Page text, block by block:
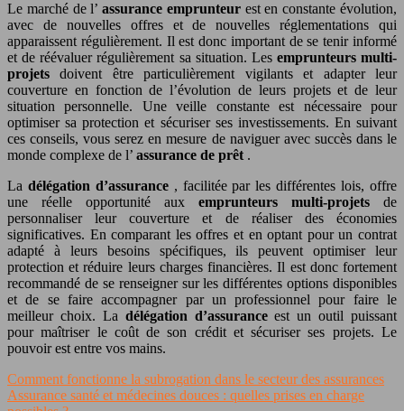
Le marché de l’assurance emprunteur est en constante évolution,
avec de nouvelles offres et de nouvelles réglementations qui
apparaissent régulièrement. Il est donc important de se tenir informé
et de réévaluer régulièrement sa situation. Les emprunteurs multi-
projetsdoivent être particulièrement vigilants et adapter leur
couverture en fonction de l’évolution de leurs projets et de leur
situation personnelle. Une veille constante est nécessaire pour
optimiser sa protection et sécuriser ses investissements. En suivant
ces conseils, vous serez en mesure de naviguer avec succès dans le
monde complexe de l’ assurance de prêt .
La délégation d’assurance , facilitée par les différentes lois, offre
une réelle opportunité aux emprunteurs multi-projets de
personnaliser leur couverture et de réaliser des économies
significatives. En comparant les offres et en optant pour un contrat
adapté à leurs besoins spécifiques, ils peuvent optimiser leur
protection et réduire leurs charges financières. Il est donc fortement
recommandé de se renseigner sur les différentes options disponibles
et de se faire accompagner par un professionnel pour faire le
meilleur choix. La délégation d’assuranceest un outil puissant
pour maîtriser le coût de son crédit et sécuriser ses projets. Le
pouvoir est entre vos mains.
Comment fonctionne la subrogation dans le secteur des assurances
Assurance santé et médecines douces : quelles prises en charge